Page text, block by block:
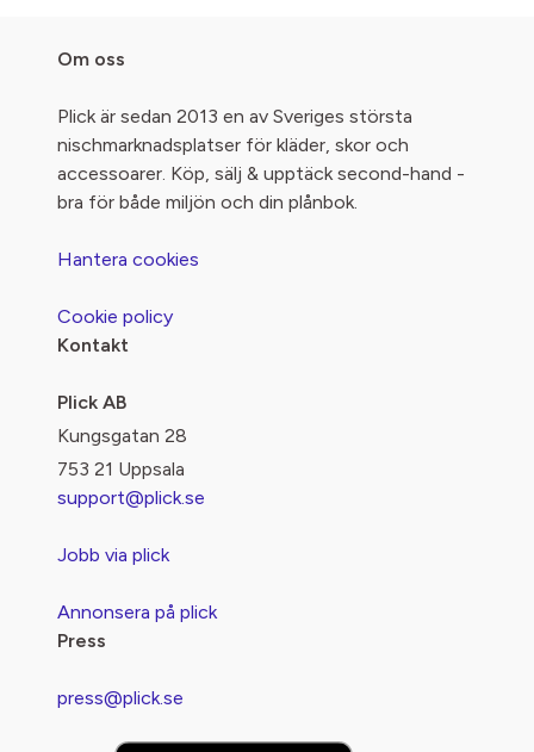
Om oss
Plick är sedan 2013 en av Sveriges största
nischmarknadsplatser för kläder, skor och
accessoarer. Köp, sälj & upptäck second-hand -
bra för både miljön och din plånbok.
Hantera cookies
Cookie policy
Kontakt
Plick AB
Kungsgatan 28
753 21 Uppsala
support@plick.se
Jobb via plick
Annonsera på plick
Press
press@plick.se